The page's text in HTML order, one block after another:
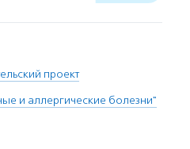
проект
и аллергические болезни"